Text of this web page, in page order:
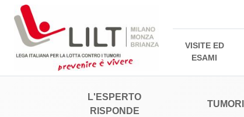
VISITE ED
ESAMI
L'ESPERTO
RISPONDE
TUMORI